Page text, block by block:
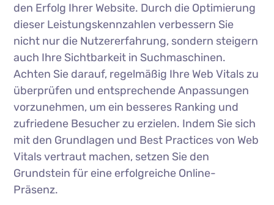
den Erfolg Ihrer Website. Durch die Optimierung
dieser Leistungskennzahlen verbessern Sie
nicht nur die Nutzererfahrung, sondern steigern
auch Ihre Sichtbarkeit in Suchmaschinen.
Achten Sie darauf, regelmäßig Ihre Web Vitals zu
überprüfen und entsprechende Anpassungen
vorzunehmen, um ein besseres Ranking und
zufriedene Besucher zu erzielen. Indem Sie sich
mit den Grundlagen und Best Practices von Web
Vitals vertraut machen, setzen Sie den
Grundstein für eine erfolgreiche Online-
Präsenz.